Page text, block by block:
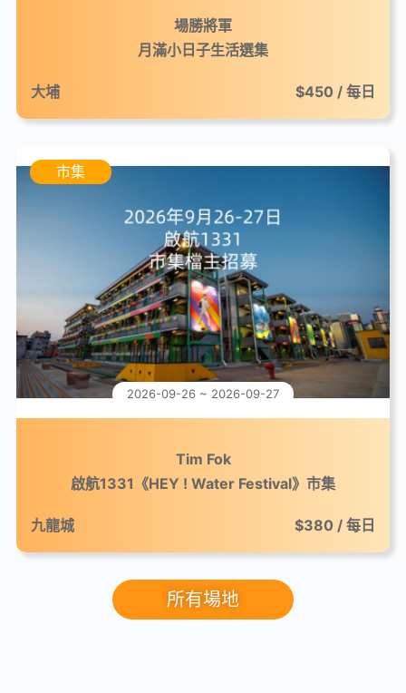
場勝將軍
月滿小日子生活選集
大埔 $450 / 每日
市集
2026-09-26 ~ 2026-09-27
Tim Fok
啟航1331《HEY ! Water Festival》市集
九龍城 $380 / 每日
所有場地